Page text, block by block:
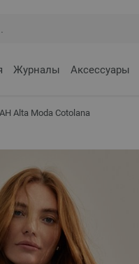
Журналы Аксессуары
Alta Moda Cotolana